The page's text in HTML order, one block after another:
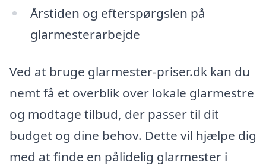
Årstiden og efterspørgslen på
glarmesterarbejde
Ved at bruge glarmester-priser.dk kan du
nemt få et overblik over lokale glarmestre
og modtage tilbud, der passer til dit
budget og dine behov. Dette vil hjælpe dig
med at finde en pålidelig glarmester i